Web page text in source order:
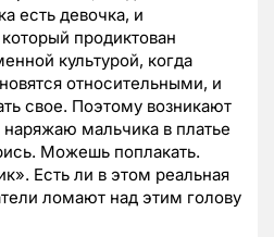
есть девочка, и
продиктован
культурой, когда
относительными, и
свое. Поэтому возникают
мальчика в платье
Можешь поплакать.
Есть ли в этом реальная
ломают над этим голову